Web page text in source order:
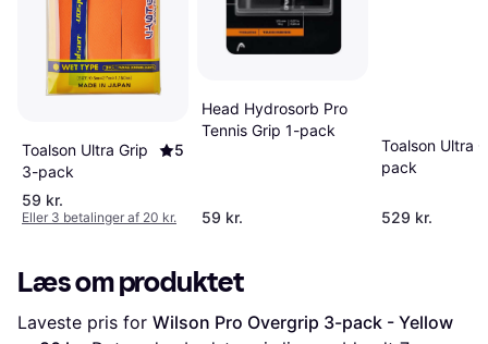
Toalson Ultra Grip
3-pack
5
59 kr.
Eller 3 betalinger af 20 kr.
Head Hydrosorb Pro
Tennis Grip 1-pack
59 kr.
Toalson Ultra
pack
529 kr.
Læs om produktet
Laveste pris for Wilson Pro Overgrip 3-pack - Yellow